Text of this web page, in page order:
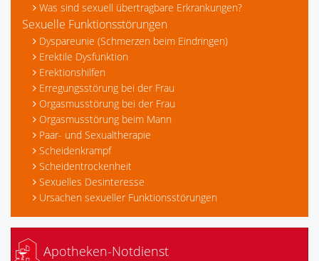
Was sind sexuell übertragbare Erkrankungen?
Sexuelle Funktionsstörungen
Dyspareunie (Schmerzen beim Eindringen)
Erektile Dysfunktion
Erektionshilfen
Erregungsstörung bei der Frau
Orgasmusstörung bei der Frau
Orgasmusstörung beim Mann
Paar- und Sexualtherapie
Scheidenkrampf
Scheidentrockenheit
Sexuelles Desinteresse
Ursachen sexueller Funktionsstörungen
Apotheken-Notdienst